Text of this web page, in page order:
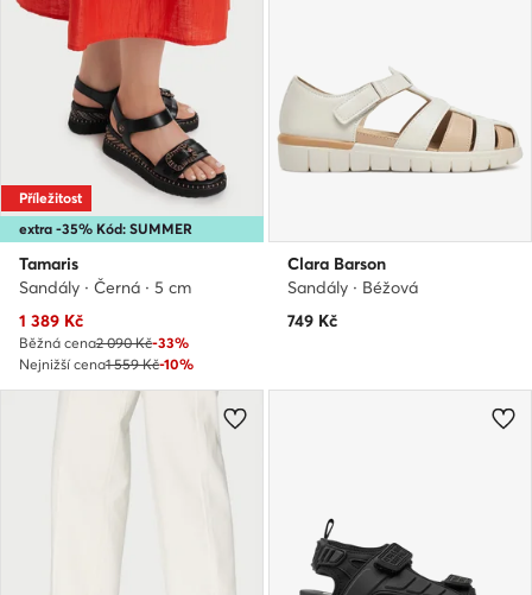
extra -35% Kód: SUMMER
Příležitost
Tamaris
Sandály · Černá · 5 cm
Aktuální cena
1 389 Kč
Běžná cena2 090 Kč-33%
Nejnižší cena1 559 Kč-10%
Clara Barson
Sandály · Béžová
749 Kč